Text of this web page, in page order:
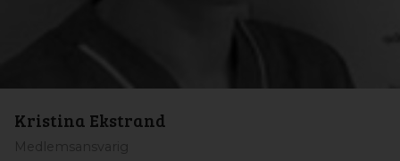
Kristina Ekstrand
Medlemsansvarig